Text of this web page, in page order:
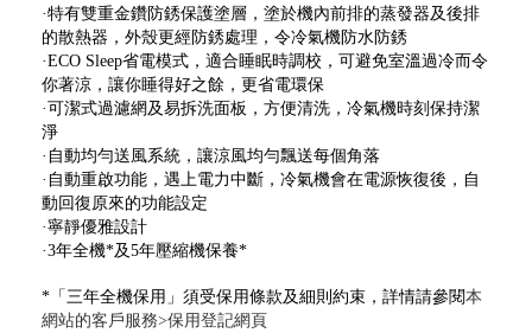
·特有雙重金鑽防銹保護塗層，塗於機內前排的蒸發器及後排
的散熱器，外殼更經防銹處理，令冷氣機防水防銹
·ECO Sleep省電模式，適合睡眠時調校，可避免室溫過冷而令
你著涼，讓你睡得好之餘，更省電環保
·可潔式過濾網及易拆洗面板，方便清洗，冷氣機時刻保持潔
淨
·自動均勻送風系統，讓涼風均勻飄送每個角落
·自動重啟功能，遇上電力中斷，冷氣機會在電源恢復後，自
動回復原來的功能設定
·寧靜優雅設計
·3年全機*及5年壓縮機保養*
*「三年全機保用」須受保用條款及細則約束，詳情請參閱本
網站的客戶服務>保用登記網頁